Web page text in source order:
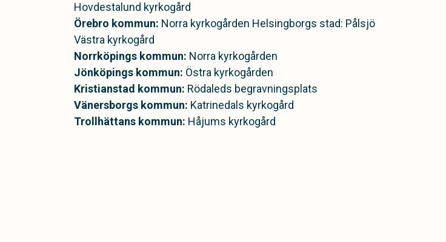
Hovdestalund kyrkogård
Örebro kommun: Norra kyrkogården Helsingborgs stad: Pålsjö
Västra kyrkogård
Norrköpings kommun: Norra kyrkogården
Jönköpings kommun: Östra kyrkogården
Kristianstad kommun: Rödaleds begravningsplats
Vänersborgs kommun: Katrinedals kyrkogård
Trollhättans kommun: Håjums kyrkogård